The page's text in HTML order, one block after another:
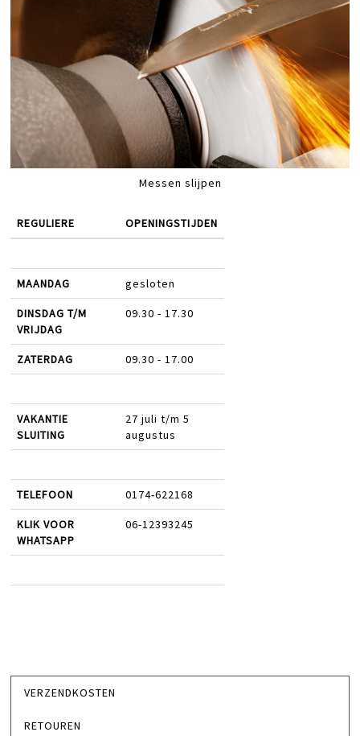
Messen slijpen
REGULIERE OPENINGSTIJDEN
MAANDAG gesloten
DINSDAG T/M
VRIJDAG
09.30 - 17.30
ZATERDAG 09.30 - 17.00
VAKANTIE
SLUITING
27 juli t/m 5
augustus
TELEFOON 0174-622168
KLIK VOOR
WHATSAPP
06-12393245
VERZENDKOSTEN
RETOUREN